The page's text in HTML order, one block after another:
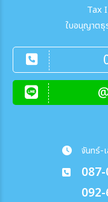
Tax
ใบอนุญาตธุ
จันทร์-